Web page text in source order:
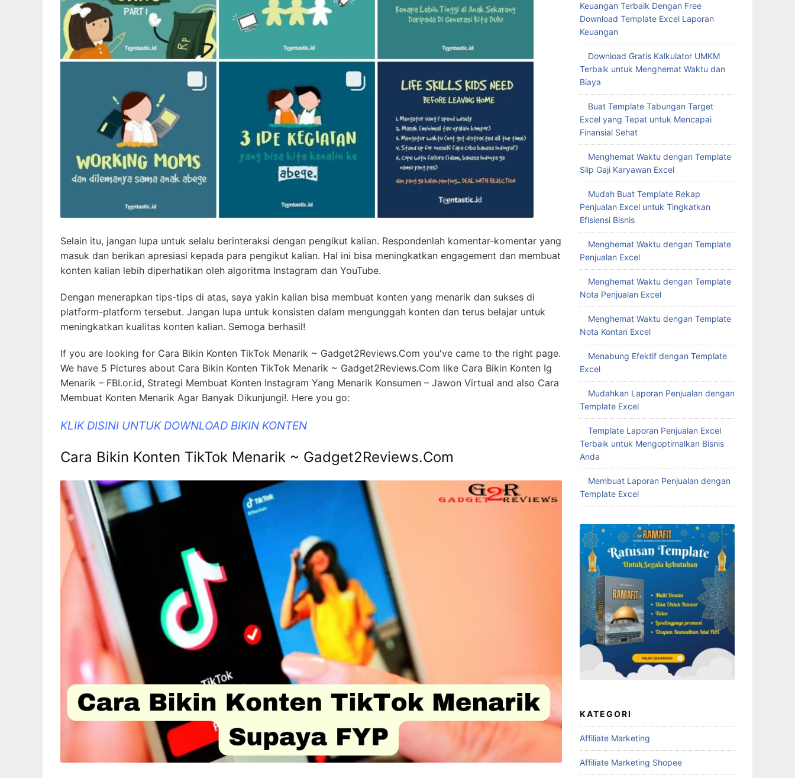
Selain itu, jangan lupa untuk selalu berinteraksi dengan pengikut kalian. Respondenlah komentar-komentar yang
masuk dan berikan apresiasi kepada para pengikut kalian. Hal ini bisa meningkatkan engagement dan membuat
konten kalian lebih diperhatikan oleh algoritma Instagram dan YouTube.
Dengan menerapkan tips-tips di atas, saya yakin kalian bisa membuat konten yang menarik dan sukses di
platform-platform tersebut. Jangan lupa untuk konsisten dalam mengunggah konten dan terus belajar untuk
meningkatkan kualitas konten kalian. Semoga berhasil!
If you are looking for Cara Bikin Konten TikTok Menarik ~ Gadget2Reviews.Com you've came to the right page.
We have 5 Pictures about Cara Bikin Konten TikTok Menarik ~ Gadget2Reviews.Com like Cara Bikin Konten Ig
Menarik – FBI.or.id, Strategi Membuat Konten Instagram Yang Menarik Konsumen – Jawon Virtual and also Cara
Membuat Konten Menarik Agar Banyak Dikunjungi!. Here you go:
KLIK DISINI UNTUK DOWNLOAD BIKIN KONTEN
Cara Bikin Konten TikTok Menarik ~ Gadget2Reviews.Com
Keuangan Terbaik Dengan Free
Download Template Excel Laporan
Keuangan
Download Gratis Kalkulator UMKM
Terbaik untuk Menghemat Waktu dan
Biaya
Buat Template Tabungan Target
Excel yang Tepat untuk Mencapai
Finansial Sehat
Menghemat Waktu dengan Template
Slip Gaji Karyawan Excel
Mudah Buat Template Rekap
Penjualan Excel untuk Tingkatkan
Efisiensi Bisnis
Menghemat Waktu dengan Template
Penjualan Excel
Menghemat Waktu dengan Template
Nota Penjualan Excel
Menghemat Waktu dengan Template
Nota Kontan Excel
Menabung Efektif dengan Template
Excel
Mudahkan Laporan Penjualan dengan
Template Excel
Template Laporan Penjualan Excel
Terbaik untuk Mengoptimalkan Bisnis
Anda
Membuat Laporan Penjualan dengan
Template Excel
KATEGORI
Affiliate Marketing
Affiliate Marketing Shopee